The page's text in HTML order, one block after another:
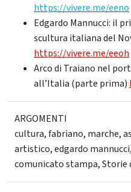
https://vivere.me/eeno
Edgardo Mannucci: il
scultura italiana del
https://vivere.me/eeoh
Arco di Traiano nel
all’Italia (parte prima)
ARGOMENTI
cultura,fabriano, marche,
artistico,edgardo mannucci,
comunicato stampa,Storie